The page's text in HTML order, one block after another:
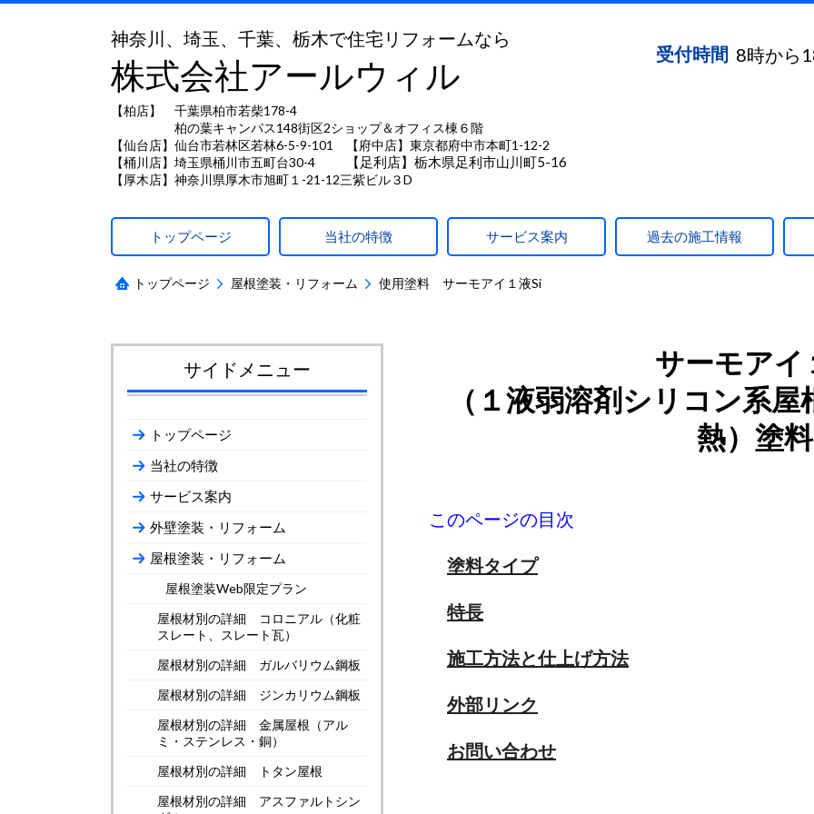
神奈川、埼玉、千葉、栃木で住宅リフォームなら
株式会社アールウィル
【柏店】 千葉県柏市若柴178-4
柏の葉キャンパス148街区2ショップ＆オフィス棟６階
【仙台店】仙台市若林区若林6-5-9-101 【府中店】東京都府中市本町1-12-2
【桶川店】埼玉県桶川市五町台30-4
【足利店】栃木県足利市山川町5-16
【厚木店】神奈川県厚木市旭町１-21-12三紫ビル３D
受付時間 8時から
トップページ 当社の特徴 サービス案内 過去の施工情報
トップページ 屋根塗装・リフォーム 使用塗料 サーモアイ１液Si
サーモアイ
（１液弱溶剤シリコン系
熱）塗
このページの目次
塗料タイプ
特長
施工方法と仕上げ方法
外部リンク
お問い合わせ
サイドメニュー
トップページ
当社の特徴
サービス案内
外壁塗装・リフォーム
屋根塗装・リフォーム
屋根塗装Web限定プラン
屋根材別の詳細 コロニアル（化粧
スレート、スレート瓦）
屋根材別の詳細 ガルバリウム鋼板
屋根材別の詳細 ジンカリウム鋼板
屋根材別の詳細 金属屋根（アル
ミ・ステンレス・銅）
屋根材別の詳細 トタン屋根
屋根材別の詳細 アスファルトシン